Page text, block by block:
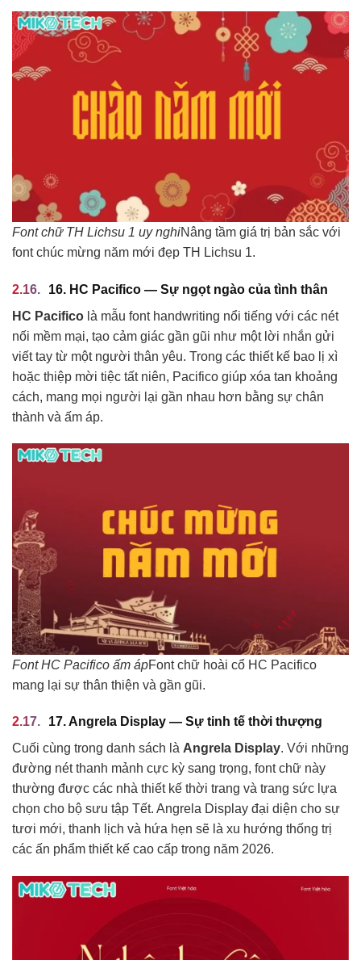
Font chữ TH Lichsu 1 uy nghiNâng tầm giá trị bản sắc với
font chúc mừng năm mới đẹp TH Lichsu 1.
16. HC Pacifico — Sự ngọt ngào của tình thân
HC Pacifico là mẫu font handwriting nổi tiếng với các nét
nối mềm mại, tạo cảm giác gần gũi như một lời nhắn gửi
viết tay từ một người thân yêu. Trong các thiết kế bao lị xì
hoặc thiệp mời tiệc tất niên, Pacifico giúp xóa tan khoảng
cách, mang mọi người lại gần nhau hơn bằng sự chân
thành và ấm áp.
Font HC Pacifico ấm ápFont chữ hoài cổ HC Pacifico
mang lại sự thân thiện và gần gũi.
17. Angrela Display — Sự tinh tế thời thượng
Cuối cùng trong danh sách là Angrela Display. Với những
đường nét thanh mảnh cực kỳ sang trọng, font chữ này
thường được các nhà thiết kế thời trang và trang sức lựa
chọn cho bộ sưu tập Tết. Angrela Display đại diện cho sự
tươi mới, thanh lịch và hứa hẹn sẽ là xu hướng thống trị
các ấn phẩm thiết kế cao cấp trong năm 2026.